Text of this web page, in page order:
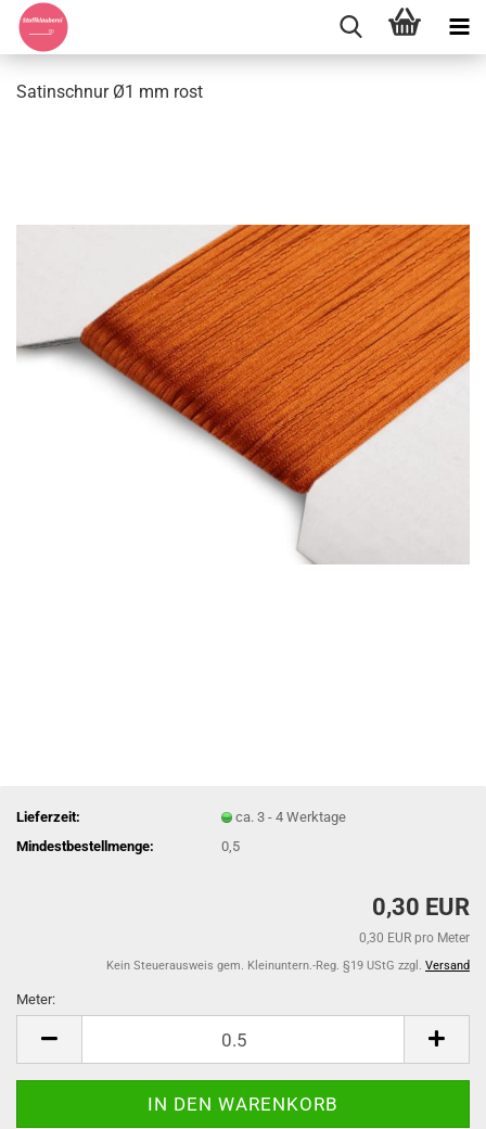
Satinschnur Ø1 mm rost
Lieferzeit:
ca. 3 - 4 Werktage
Mindestbestellmenge:
0,5
0,30 EUR
0,30 EUR pro Meter
Kein Steuerausweis gem. Kleinuntern.-Reg. §19 UStG zzgl. Versand
Meter: